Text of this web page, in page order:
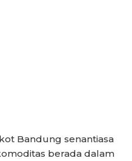
Bandung senantiasa
berada dalam